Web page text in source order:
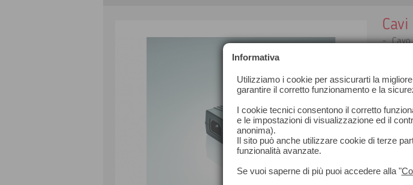
-
-
- Cavo
Informativa
Utilizziamo i cookie per assicurarti la
garantire il corretto funzionamento e la
I cookie tecnici consentono il corretto
e le impostazioni di visualizzazione ed il
anonima).
Il sito può anche utilizzare cookie di terze
funzionalità avanzate.
Se vuoi saperne di più puoi accedere alla "